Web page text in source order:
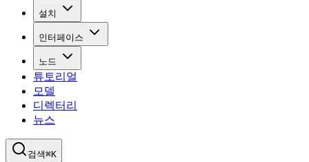
설치
인터페이스
노드
튜토리얼
모델
디렉터리
뉴스
검색⌘K